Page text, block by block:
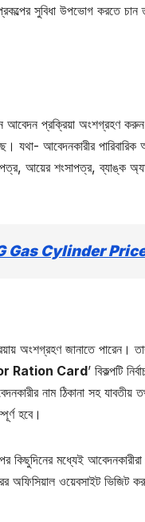
সুবিধা উপভোগ করতে চান
আবেদন প্রক্রিয়া অংশগ্রহণ
যথা- আবেদনকারীর
আয়ের শংসাপত্র, ব্যাঙ্ক
LPG Gas Cylinder
অংশগ্রহণ জানাতে পারেন।
Ration Card’ বিকল্পটি
নাম ঠিকানা সহ
হবে।
কিছুদিনের মধ্যেই
অফিসিয়াল ওয়েবসাইট ভিজিট